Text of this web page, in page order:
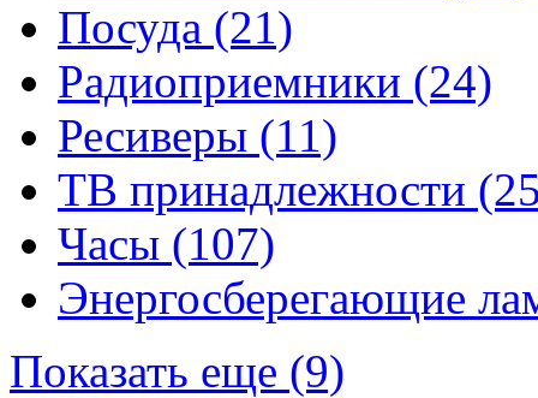
Посуда (21)
Радиоприемники (24)
Ресиверы (11)
ТВ принадлежности
Часы (107)
Энергосберегающие
Показать еще (9)